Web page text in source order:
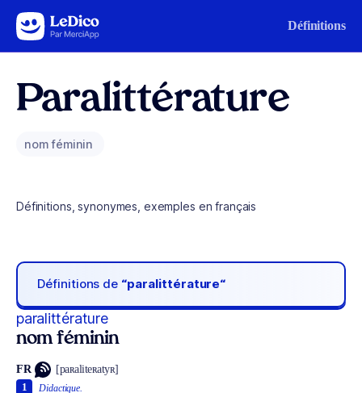
Aller au contenu Définitions
Paralittérature
nom féminin
Définitions, synonymes, exemples en français
Définitions de “paralittérature“
paralittérature
nom féminin
FR [paʀaliteʀatyʀ]
Didactique.
1